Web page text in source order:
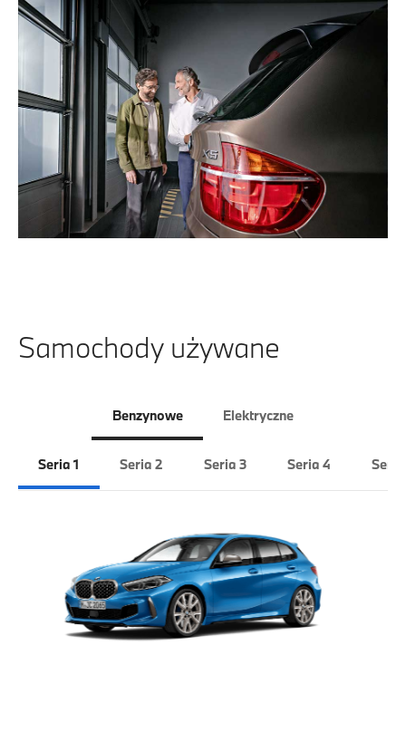
Samochody używane
Benzynowe Elektryczne
Seria 1 Seria 2 Seria 3 Seria 4